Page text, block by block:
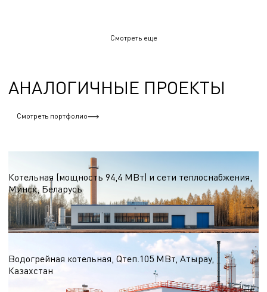
Смотреть еще
АНАЛОГИЧНЫЕ ПРОЕКТЫ
Смотреть портфолио
Котельная (мощность 94,4 МВт) и сети теплоснабжения,
Минск, Беларусь
Qтеп.
94,4 МВт
Водогрейные котельные на природном газе
Водогрейная котельная, Qтеп.105 МВт, Атырау,
Казахстан